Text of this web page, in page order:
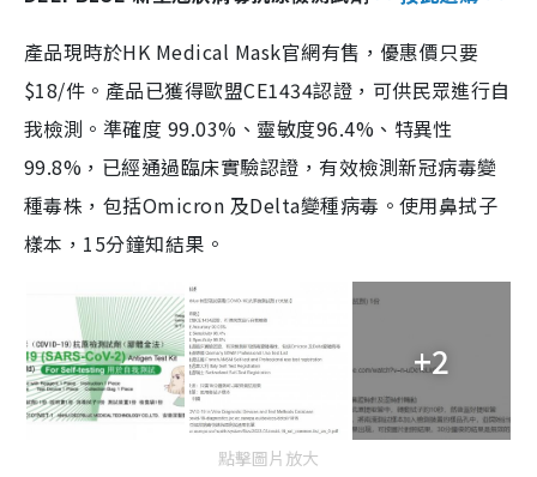
產品現時於HK Medical Mask官網有售，優惠價只要
$18/件。產品已獲得歐盟CE1434認證，可供民眾進行自
我檢測。準確度 99.03%、靈敏度96.4%、特異性
99.8%，已經通過臨床實驗認證，有效檢測新冠病毒變
種毒株，包括Omicron 及Delta變種病毒。使用鼻拭子
樣本，15分鐘知結果。
+2
點擊圖片放大